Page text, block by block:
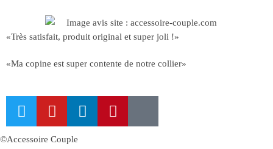
«Très satisfait, produit original et super joli !»
«Ma copine est super contente de notre collier»
©Accessoire Couple